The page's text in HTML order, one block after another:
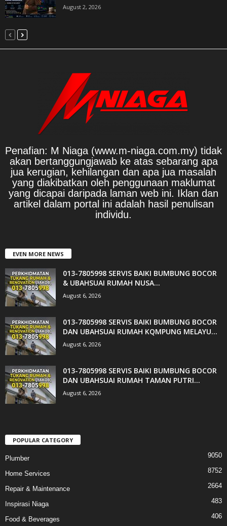
August 2, 2026
Penafian: M Niaga (www.m-niaga.com.my) tidak
akan bertanggungjawab ke atas sebarang apa
jua kerugian, kehilangan dan apa jua masalah
yang diakibatkan oleh penggunaan maklumat
yang dicapai daripada laman web ini. Iklan dan
artikel dalam portal ini adalah hasil penulisan
individu.
EVEN MORE NEWS
013-7805998 SERVIS BAIKI BUMBUNG BOCOR
& UBAHSUAI RUMAH NUSA...
August 6, 2026
013-7805998 SERVIS BAIKI BUMBUNG BOCOR
DAN UBAHSUAI RUMAH KQMPUNG MELAYU...
August 6, 2026
013-7805998 SERVIS BAIKI BUMBUNG BOCOR
DAN UBAHSUAI RUMAH TAMAN PUTRI...
August 6, 2026
POPULAR CATEGORY
Plumber 9050
Home Services 8752
Repair & Maintenance 2664
Inspirasi Niaga 483
Food & Beverages 406